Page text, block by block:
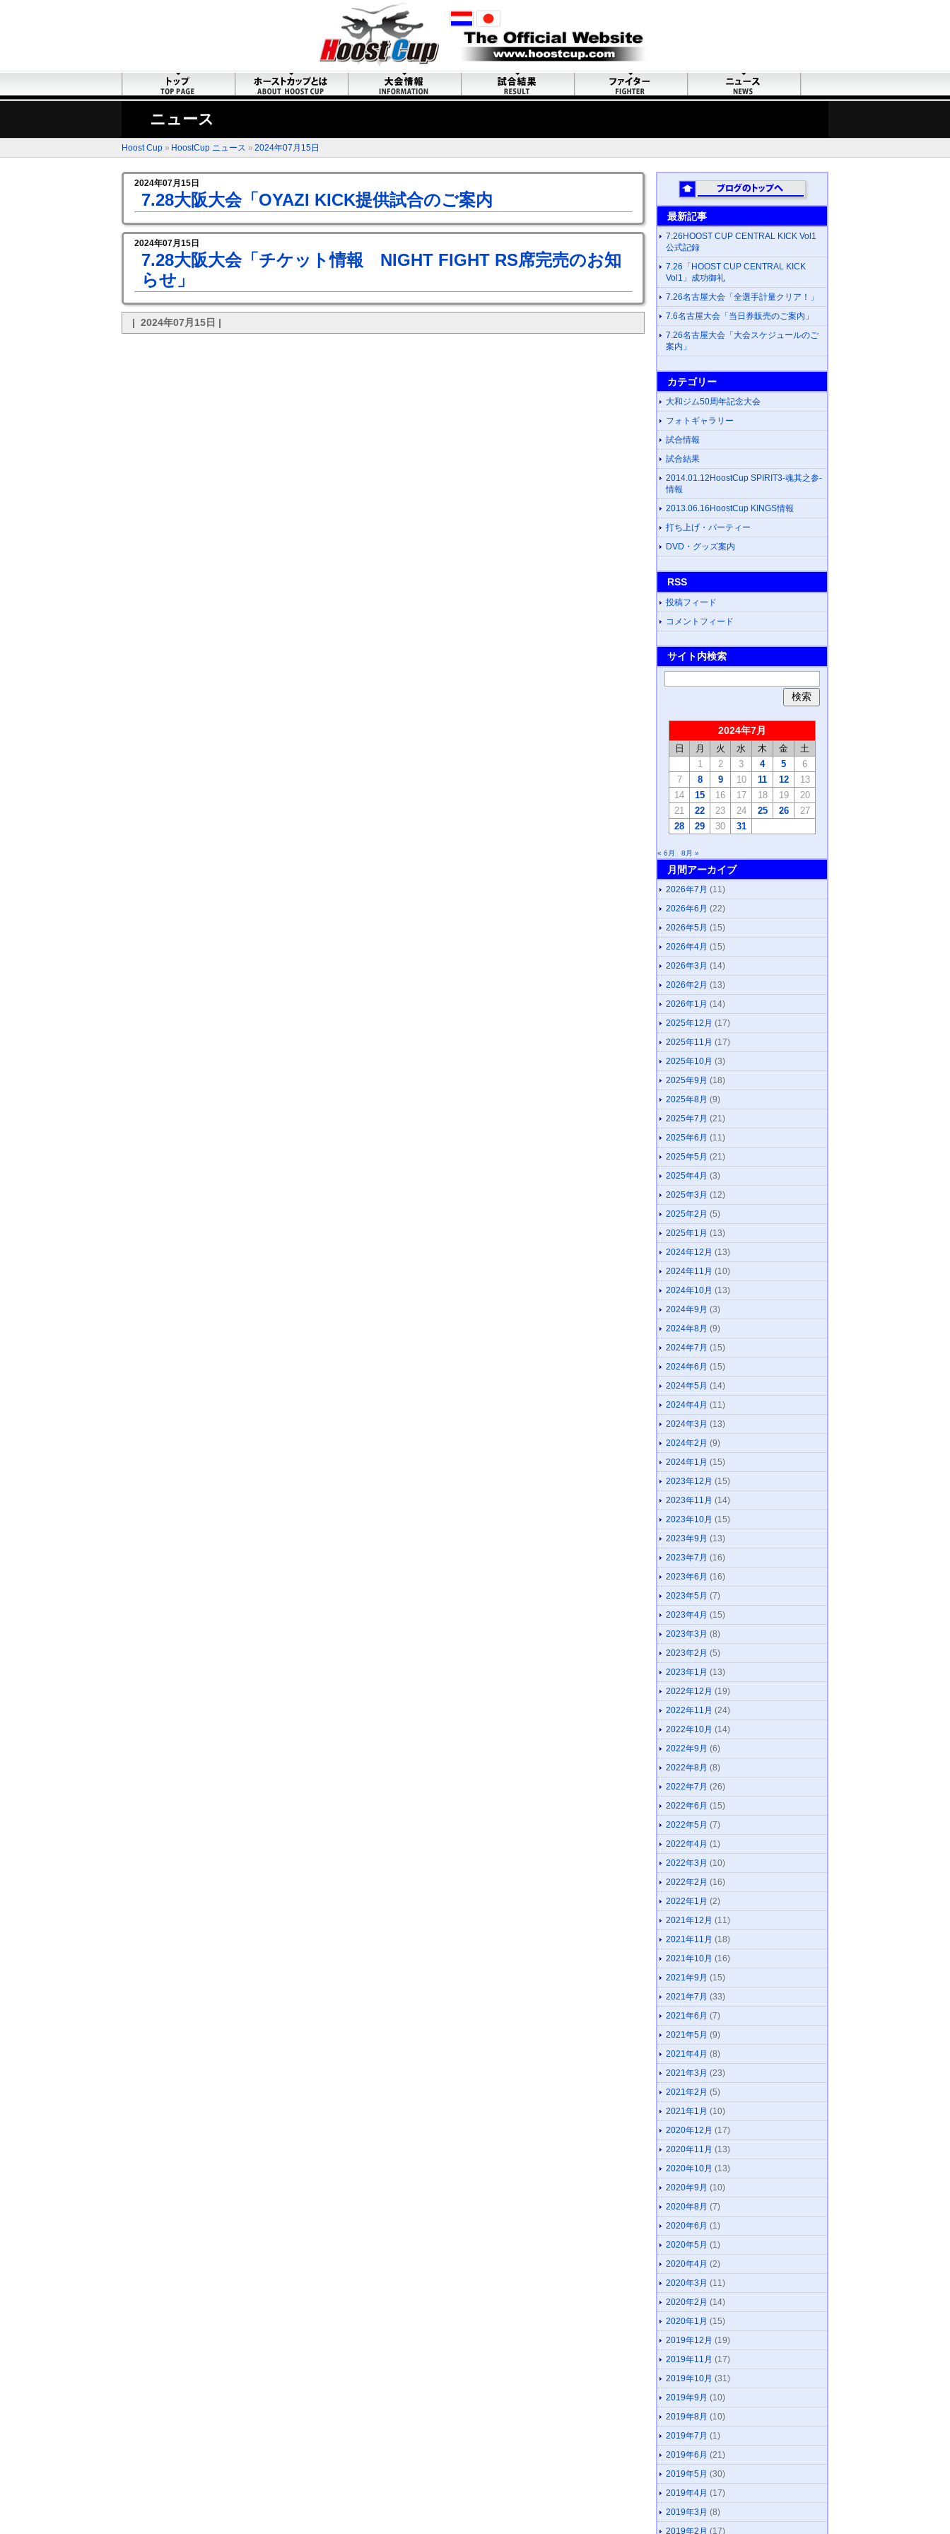
ニュース
Hoost Cup » HoostCup ニュース » 2024年07月15日
2024年07月15日
7.28大阪大会「OYAZI KICK提供試合のご案内
2024年07月15日
7.28大阪大会「チケット情報 NIGHT FIGHT RS席完売のお知
らせ」
| 2024年07月15日 |
最新記事
7.26HOOST CUP CENTRAL KICK Vol1
公式記録
7.26「HOOST CUP CENTRAL KICK
Vol1」成功御礼
7.26名古屋大会「全選手計量クリア！」
7.6名古屋大会「当日券販売のご案内」
7.26名古屋大会「大会スケジュールのご
案内」
カテゴリー
大和ジム50周年記念大会
フォトギャラリー
試合情報
試合結果
2014.01.12HoostCup SPIRIT3-魂其之参-
情報
2013.06.16HoostCup KINGS情報
打ち上げ・パーティー
DVD・グッズ案内
RSS
投稿フィード
コメントフィード
サイト内検索
2024年7月
日 月 火 水 木 金
土
1
2 3 4 5
6
7
8 9 10 11 12
13
14
15 16 17 18 19
20
21
22 23 24 25 26
27
28
29 30 31
« 6月 8月 »
月間アーカイブ
2026年7月 (11)
2026年6月 (22)
2026年5月 (15)
2026年4月 (15)
2026年3月 (14)
2026年2月 (13)
2026年1月 (14)
2025年12月 (17)
2025年11月 (17)
2025年10月 (3)
2025年9月 (18)
2025年8月 (9)
2025年7月 (21)
2025年6月 (11)
2025年5月 (21)
2025年4月 (3)
2025年3月 (12)
2025年2月 (5)
2025年1月 (13)
2024年12月 (13)
2024年11月 (10)
2024年10月 (13)
2024年9月 (3)
2024年8月 (9)
2024年7月 (15)
2024年6月 (15)
2024年5月 (14)
2024年4月 (11)
2024年3月 (13)
2024年2月 (9)
2024年1月 (15)
2023年12月 (15)
2023年11月 (14)
2023年10月 (15)
2023年9月 (13)
2023年7月 (16)
2023年6月 (16)
2023年5月 (7)
2023年4月 (15)
2023年3月 (8)
2023年2月 (5)
2023年1月 (13)
2022年12月 (19)
2022年11月 (24)
2022年10月 (14)
2022年9月 (6)
2022年8月 (8)
2022年7月 (26)
2022年6月 (15)
2022年5月 (7)
2022年4月 (1)
2022年3月 (10)
2022年2月 (16)
2022年1月 (2)
2021年12月 (11)
2021年11月 (18)
2021年10月 (16)
2021年9月 (15)
2021年7月 (33)
2021年6月 (7)
2021年5月 (9)
2021年4月 (8)
2021年3月 (23)
2021年2月 (5)
2021年1月 (10)
2020年12月 (17)
2020年11月 (13)
2020年10月 (13)
2020年9月 (10)
2020年8月 (7)
2020年6月 (1)
2020年5月 (1)
2020年4月 (2)
2020年3月 (11)
2020年2月 (14)
2020年1月 (15)
2019年12月 (19)
2019年11月 (17)
2019年10月 (31)
2019年9月 (10)
2019年8月 (10)
2019年7月 (1)
2019年6月 (21)
2019年5月 (30)
2019年4月 (17)
2019年3月 (8)
2019年2月 (17)